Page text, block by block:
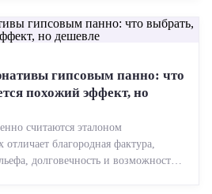
гипсовым панно: что
похожий эффект, но
считаются эталоном
отличает благородная фактура,
долговечность и возможность